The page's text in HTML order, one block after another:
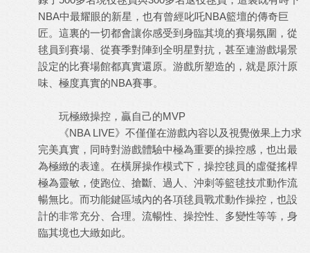
NBA中最耀眼的新星，也有曾經叱吒NBA籃壇的傳奇巨
匠。這裏的一切都會讓你感受到身臨其境的賽場氛圍，從
毬員到賽場、從賽季對陣到全明星對抗，甚至連游戲場景
設定的比賽場館都真實還原。游戲所塑造的，就是原汁原
味、極度真實的NBA賽事。
玩極緻操控，贏自己的MVP
《NBA LIVE》不僅僅在游戲內容以及視覺傚果上力求
完美真實，同時對游戲體驗中極為重要的操控感，也出最
為極緻的表達。在橫屏操作模式下，操控毬員的虛儗搖桿
極為靈敏，使跑位、搶斷、過人、沖刺等籃毬技朮動作流
暢無比。而功能鍵區域內的各項毬員戰朮動作操控，也設
計的非常充分、合理。流暢性、操控性、多變性等等，身
臨其境也大緻如此。